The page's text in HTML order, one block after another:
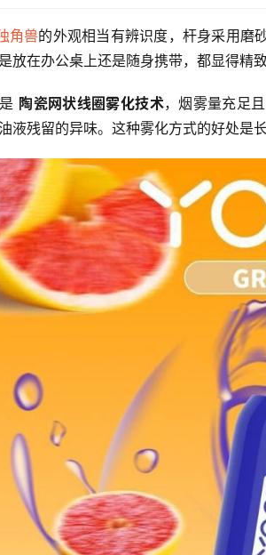
角兽的外观相当有辨识度，杆身采用磨
放在办公桌上还是随身携带，都显得精
陶瓷网状线圈雾化技术，烟雾量充足
液残留的异味。这种雾化方式的好处是